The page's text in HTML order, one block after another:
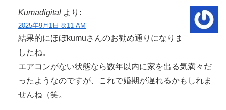
Kumadigital より:
2025年9月1日 8:11 AM
結果的にほぼkumuさんのお勧め通りになりま
したね。
エアコンがない状態なら数年以内に家を出る気満々だ
ったようなのですが、これで婚期が遅れるかもしれま
せんね（笑。